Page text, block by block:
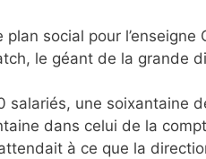
plan social pour
le géant de la grande
salariés, une soixantaine
dans celui de la
à ce que la